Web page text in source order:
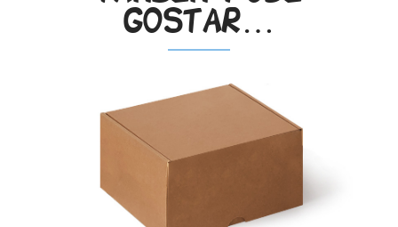
gostar…